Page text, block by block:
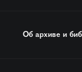
Об архиве и